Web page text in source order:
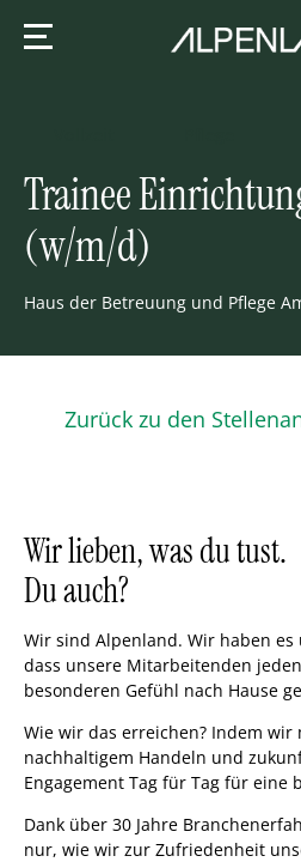
Trainee
(w/m/d)
Haus der Betreuung und Pflege
Zurück zu den
Wir lieben, was du tust.
Du auch?
Wir sind Alpenland. Wir haben es
dass unsere Mitarbeitenden
besonderen Gefühl nach Hause
Wie wir das erreichen? Indem wir
nachhaltigem Handeln und
Engagement Tag für Tag für eine
Dank über 30 Jahre
nur, wie wir zur Zufriedenheit